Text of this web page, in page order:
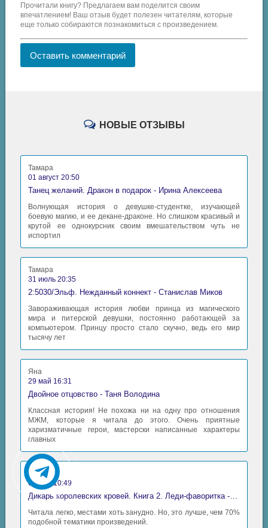
Прочитали книгу? Предлагаем вам поделится своим
впечатлением! Ваш отзыв будет полезен читателям, которые
еще только собираются познакомиться с произведением.
Оставить комментарий
НОВЫЕ ОТЗЫВЫ
Тамара
01 август 20:50
Танец желаний. Дракон в подарок - Ирина Алексеева
Волнующая история о девушке-студентке, изучающей
боевую магию, и ее декане-драконе. Но слишком красивый и
крутой ее однокурсник своим вмешательством чуть не
испортил
Тамара
31 июль 20:35
2:5030/Эльф. Нежданный коннект - Станислав Миков
Завораживающая история любви принца из магического
мира и питерской девушки, постоянно работающей за
компьютером. Принцу просто стало скучно, ведь его мир
тысячу лет
Яна
29 май 16:31
Двойное отцовство - Таня Володина
Классная история! Не похожа ни на одну про отношения
МЖМ, которые я читала до этого. Очень приятные
харизматичные герои, мастерски написанные характеры
главных
Аида
06 май 10:49
Читала легко, местами хоть занудно. Но, это лучше, чем 70%
подобной тематики произведений.